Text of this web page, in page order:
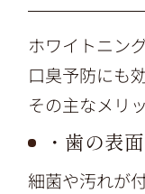
ホワイトニン
口臭予防にも
その主なメリ
・歯の表
細菌や汚れが